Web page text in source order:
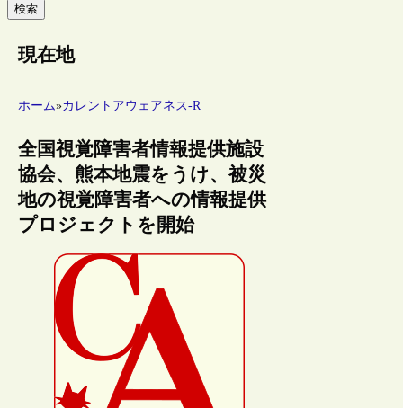
検索
現在地
ホーム»カレントアウェアネス-R
全国視覚障害者情報提供施設
協会、熊本地震をうけ、被災
地の視覚障害者への情報提供
プロジェクトを開始